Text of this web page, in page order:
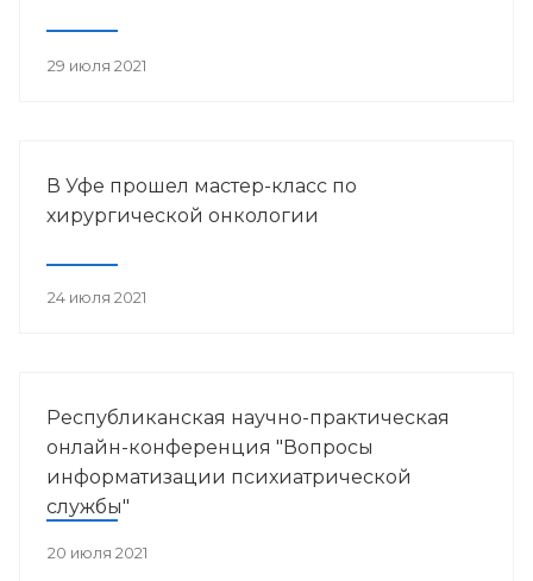
29 июля 2021
В Уфе прошел мастер-класс по
хирургической онкологии
24 июля 2021
Республиканская научно-практическая
онлайн-конференция "Вопросы
информатизации психиатрической
службы"
20 июля 2021